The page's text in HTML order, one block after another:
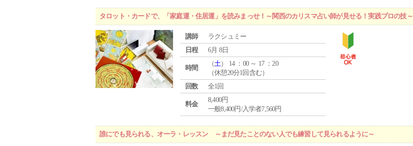
タロット・カードで、「家庭運・住居運」を読みまっせ！～関西のカリスマ占い師が見せる！実践プロの技～
講師
ラクシュミー
日程
6月 8日
時間
（土） 14 ：00 ～ 17 ：20
（休憩20分1回含む）
回数
全1回
料金
8,400円
一般8,400円/入学者7,560円
誰にでも見られる、オーラ・レッスン ～まだ見たことのない人でも練習して見られるように～